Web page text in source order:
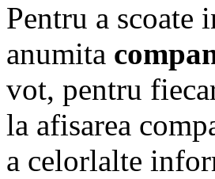
Pentru a scoate
anumita
vot, pentru
la afisarea
a celorlalte